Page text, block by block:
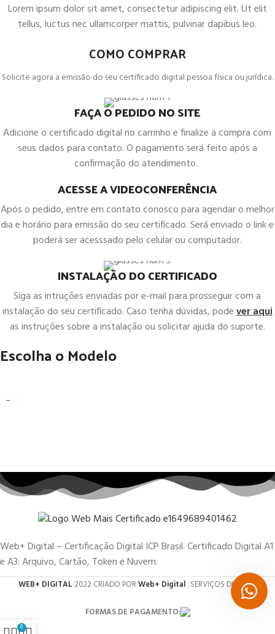
Lorem ipsum dolor sit amet, consectetur adipiscing elit. Ut elit
tellus, luctus nec ullamcorper mattis, pulvinar dapibus leo.
COMO COMPRAR
Solicite agora a emissão do seu certificado digital pessoa física ou jurídica.
FAÇA O PEDIDO NO SITE
Adicione o certificado digital no carrinho e finalize a compra com
seus dados para contato. O pagamento será feito após a
confirmação do atendimento.
ACESSE A VIDEOCONFERÊNCIA
Após o pedido, entre em contato conosco para agendar o melhor
dia e horário para emissão do seu certificado. Será enviado o link e
poderá ser acesssado pelo celular ou computador.
INSTALAÇÃO DO CERTIFICADO
Siga as intruções enviadas por e-mail para prosseguir com a
instalação do seu certificado. Caso tenha dúvidas, podever aqui
as instruções sobre a instalação ou solicitar ajuda do suporte.
Escolha o Modelo
Web+ Digital – Certificação Digital ICP Brasil. Certificado Digital A1
e A3: Arquivo, Cartão, Token e Nuvem.
WEB+ DIGITAL 2022 CRIADO PORWeb+ Digital. SERVIÇOS DIGITAIS.
FORMAS DE PAGAMENTO:
0